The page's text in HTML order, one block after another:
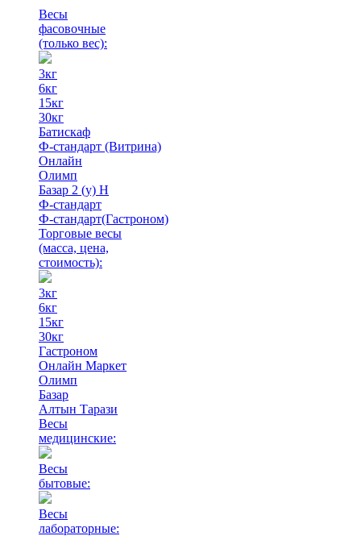
Весы
фасовочные
(только вес):
3кг
6кг
15кг
30кг
Батискаф
Ф-стандарт (Витрина)
Онлайн
Олимп
Базар 2 (у) Н
Ф-стандарт
Ф-стандарт(Гастроном)
Торговые весы
(масса, цена,
стоимость):
3кг
6кг
15кг
30кг
Гастроном
Онлайн Маркет
Олимп
Базар
Алтын Тарази
Весы
медицинские:
Весы
бытовые:
Весы
лабораторные: